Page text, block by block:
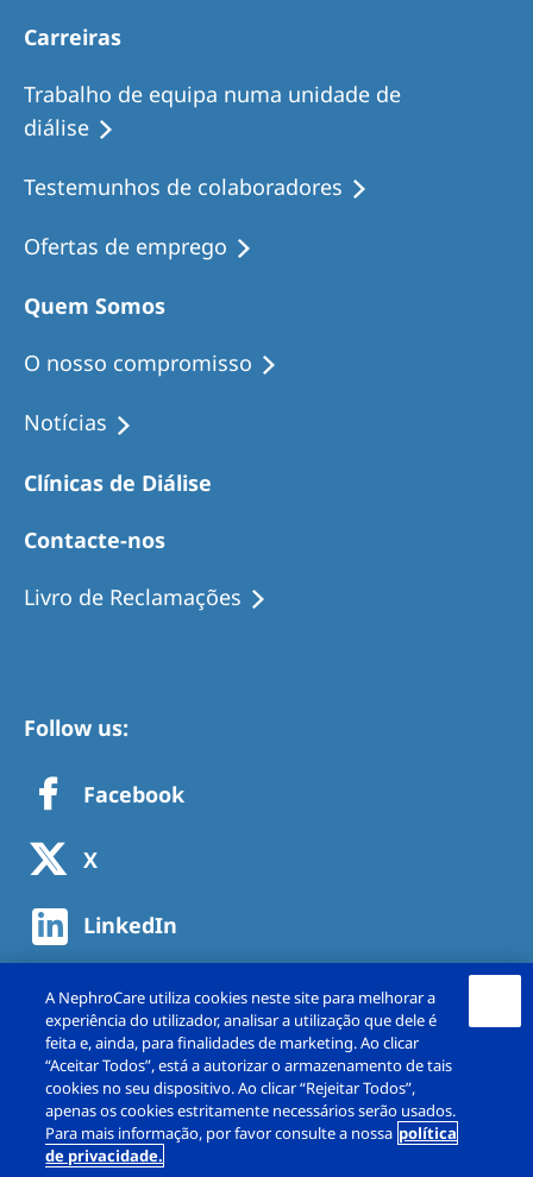
Carreiras
Trabalho de equipa numa unidade de
diálise
Testemunhos de colaboradores
Ofertas de emprego
Quem Somos
O nosso compromisso
Notícias
Clínicas de Diálise
Contacte-nos
Livro de Reclamações
Follow us:
Facebook
X
LinkedIn
Copyright © NephroCare Portugal, S.A. 2026. All
A NephroCare utiliza cookies neste site para melhorar a
experiência do utilizador, analisar a utilização que dele é
feita e, ainda, para finalidades de marketing. Ao clicar
“Aceitar Todos”, está a autorizar o armazenamento de tais
cookies no seu dispositivo. Ao clicar “Rejeitar Todos”,
apenas os cookies estritamente necessários serão usados.
Para mais informação, por favor consulte a nossa política
de privacidade.